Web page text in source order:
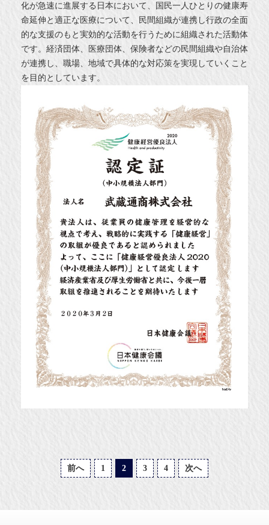
化が急速に進展する日本において、国民一人ひとりの健康寿
命延伸と適正な医療について、民間組織が連携し行政の全面
的な支援のもと実効的な活動を行うために組織された活動体
です。経済団体、医療団体、保険者などの民間組織や自治体
が連携し、職場、地域で具体的な対応策を実現していくこと
を目的としています。
前へ 1 2 3 4 次へ